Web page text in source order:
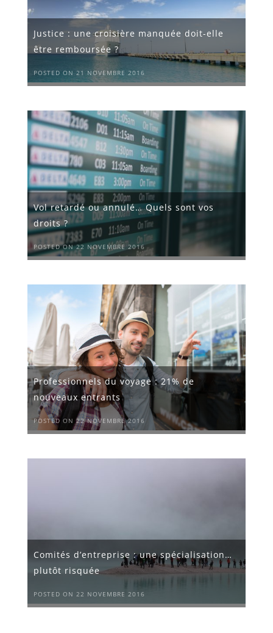
Justice : une croisière manquée doit-elle
être remboursée ?
POSTED ON 21 NOVEMBRE 2016
Vol retardé ou annulé… Quels sont vos
droits ?
POSTED ON 22 NOVEMBRE 2016
Professionnels du voyage : 21% de
nouveaux entrants
POSTED ON 22 NOVEMBRE 2016
Comités d’entreprise : une spécialisation…
plutôt risquée
POSTED ON 22 NOVEMBRE 2016